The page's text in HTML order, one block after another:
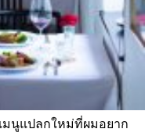
มนูแปลกใหม่ที่ผมอยาก